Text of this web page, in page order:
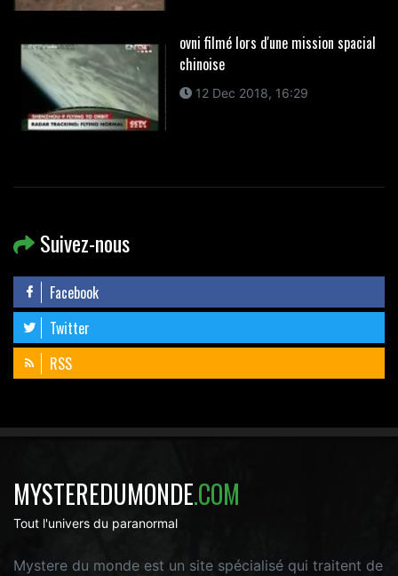
ovni filmé lors d'une mission spacial
chinoise
12 Dec 2018, 16:29
Suivez-nous
Facebook
Twitter
RSS
MYSTEREDUMONDE.COM
Tout l'univers du paranormal
Mystere du monde est un site spécialisé qui traitent de